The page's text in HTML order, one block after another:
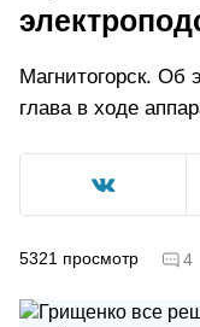
Магнитогорск. Об
глава в ходе
5321 просмотр 4